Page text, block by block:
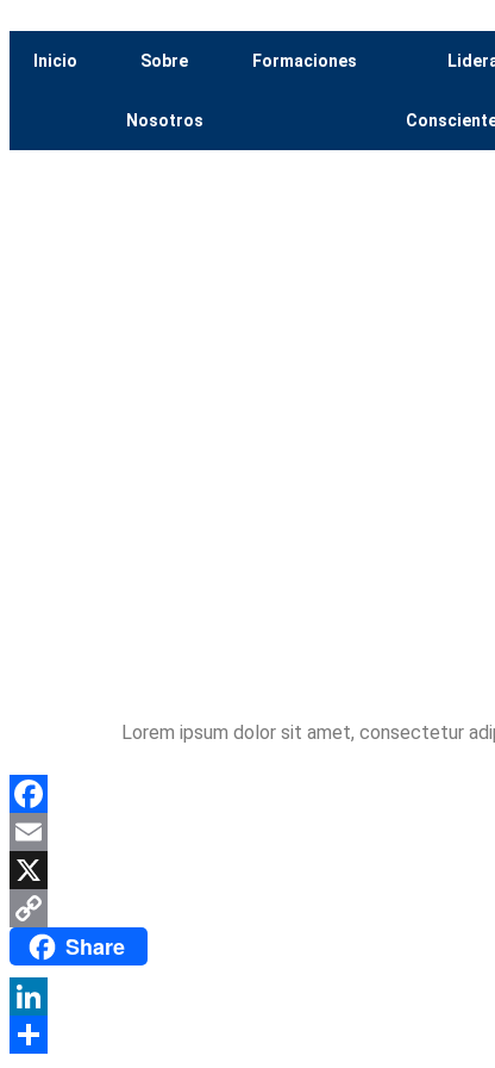
Inicio Sobre
Nosotros
Formaciones
Lorem ipsum dolor sit amet, consectetur
Facebook
Email
X
Copy
Link
Share
LinkedIn